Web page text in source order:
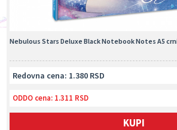
Nebulous Stars Deluxe Black Notebook Notes A5
Redovna cena: 1.380 RSD
ODDO cena: 1.311 RSD
KUPI